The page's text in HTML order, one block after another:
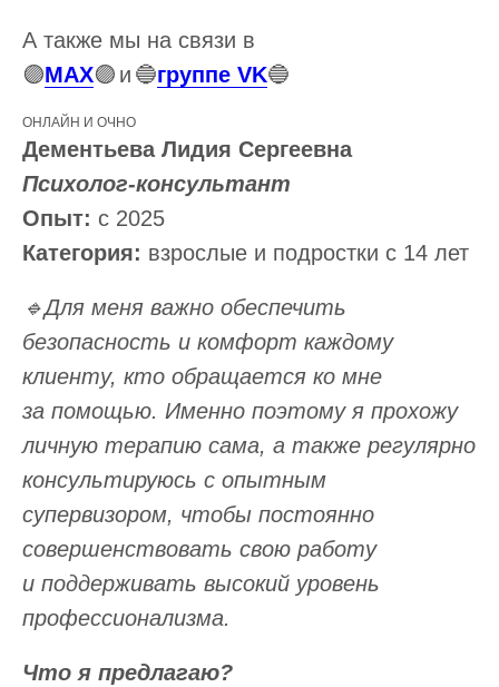
А также мы на связи в
🟣MAX🟣 и 🔵группе VK🔵
ОНЛАЙН И ОЧНО
Дементьева Лидия Сергеевна
Психолог-консультант
Опыт: с 2025
Категория: взрослые и подростки с 14 лет
🔹Для меня важно обеспечить
безопасность и комфорт каждому
клиенту, кто обращается ко мне
за помощью. Именно поэтому я прохожу
личную терапию сама, а также регулярно
консультируюсь с опытным
супервизором, чтобы постоянно
совершенствовать свою работу
и поддерживать высокий уровень
профессионализма.
Что я предлагаю?